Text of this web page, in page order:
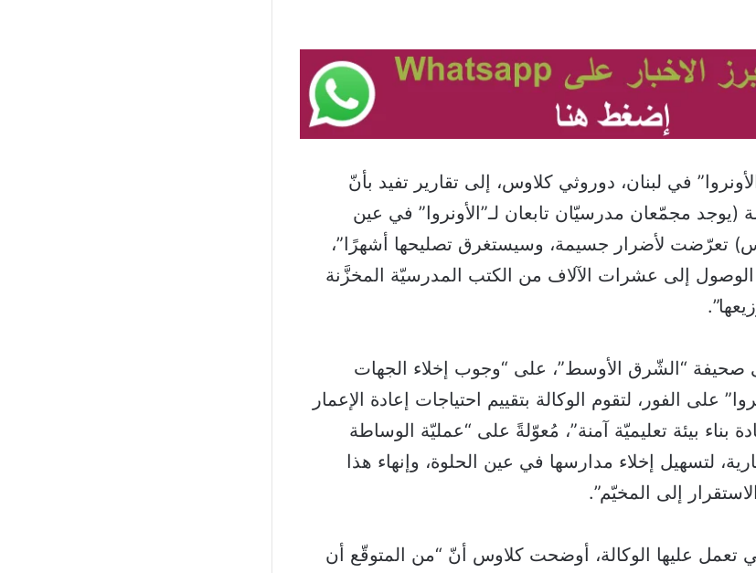
في لبنان، دوروثي كلاوس، إلى تقارير تفيد بأنّ
(يوجد مجمّعان مدرسيّان تابعان لـ”الأونروا” في عين
يضمّان 8 مدارس) تعرّضت لأضرار جسيمة، وسيستغرق تصليحها أشهرًا”،
الوصول إلى عشرات الآلاف من الكتب المدرسيّة المخزَّنة
“الشّرق الأوسط”، على “وجوب إخلاء الجهات
على الفور، لتقوم الوكالة بتقييم احتياجات إعادة الإعمار
بناء بيئة تعليميّة آمنة”، مُعوّلةً على “عمليّة الوساطة
لتسهيل إخلاء مدارسها في عين الحلوة، وإنهاء هذا
إلى المخيّم”.
تعمل عليها الوكالة، أوضحت كلاوس أنّ “من المتوقّع أن